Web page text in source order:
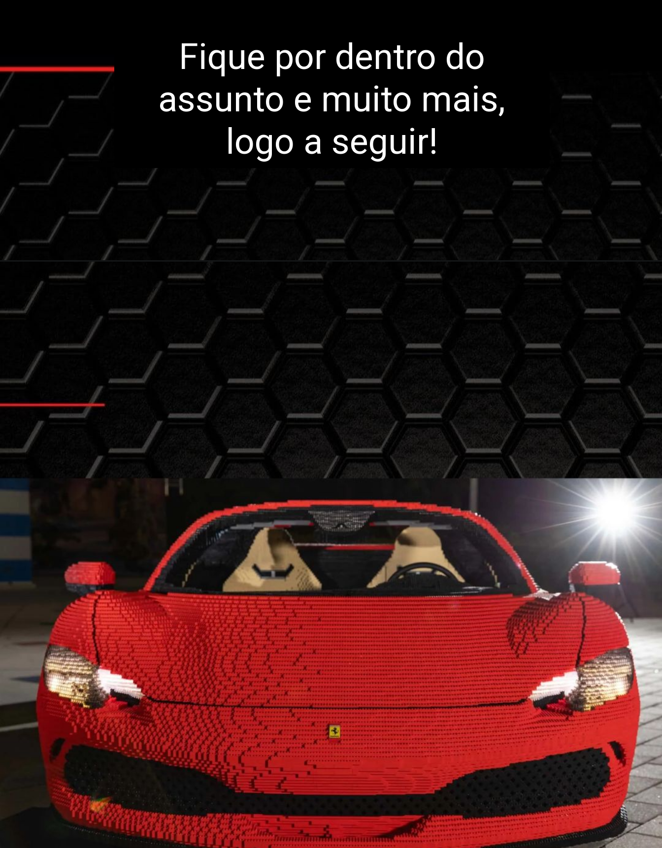
Fique por dentro do
assunto e muito mais,
logo a seguir!